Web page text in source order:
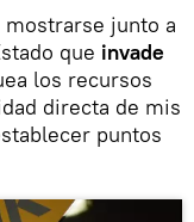
junto a
que invade
los recursos
directa de mis
puntos